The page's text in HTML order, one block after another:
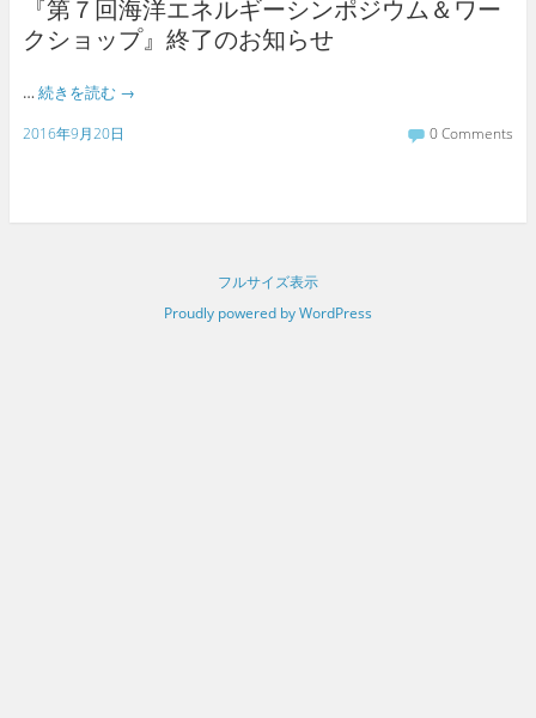
『第７回海洋エネルギーシンポジウム＆ワー
クショップ』終了のお知らせ
… 続きを読む →
2016年9月20日 0 Comments
フルサイズ表示
Proudly powered by WordPress